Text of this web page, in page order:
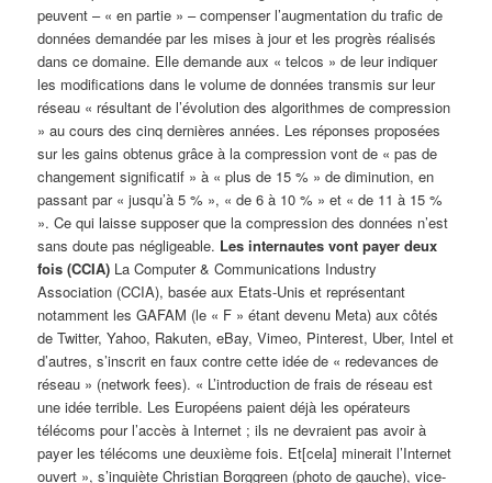
peuvent – « en partie » – compenser l’augmentation du trafic de
données demandée par les mises à jour et les progrès réalisés
dans ce domaine. Elle demande aux « telcos » de leur indiquer
les modifications dans le volume de données transmis sur leur
réseau « résultant de l’évolution des algorithmes de compression
» au cours des cinq dernières années. Les réponses proposées
sur les gains obtenus grâce à la compression vont de « pas de
changement significatif » à « plus de 15 % » de diminution, en
passant par « jusqu’à 5 % », « de 6 à 10 % » et « de 11 à 15 %
». Ce qui laisse supposer que la compression des données n’est
sans doute pas négligeable. Les internautes vont payer deux
fois (CCIA) La Computer & Communications Industry
Association (CCIA), basée aux Etats-Unis et représentant
notamment les GAFAM (le « F » étant devenu Meta) aux côtés
de Twitter, Yahoo, Rakuten, eBay, Vimeo, Pinterest, Uber, Intel et
d’autres, s’inscrit en faux contre cette idée de « redevances de
réseau » (network fees). « L’introduction de frais de réseau est
une idée terrible. Les Européens paient déjà les opérateurs
télécoms pour l’accès à Internet ; ils ne devraient pas avoir à
payer les télécoms une deuxième fois. Et[cela] minerait l’Internet
ouvert », s’inquiète Christian Borggreen (photo de gauche), vice-